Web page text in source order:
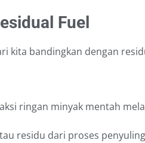
Fuel
kita bandingkan dengan
ringan minyak mentah
residu dari proses